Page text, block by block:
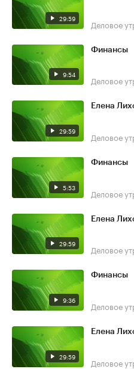
29:59 Деловое
9:54
Финансы
Деловое
29:59
Елена
Деловое
5:53
Финансы
Деловое
29:59
Елена
Деловое
9:36
Финансы
Деловое
29:59
Елена
Деловое